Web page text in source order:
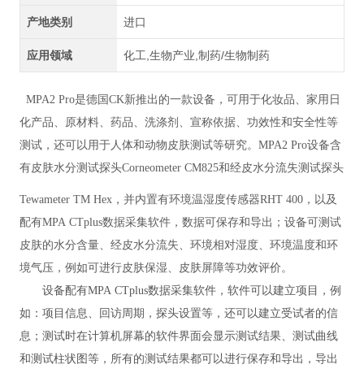
产地类别 进口
应用领域 化工,生物产业,制药/生物制药
MPA2 Pro是德国CK新推出的一款设备，可用于化妆品、家用日
化产品、原材料、药品、洗涤剂、宣称依据、功效性和安全性等
测试，还可以用于人体和动物皮肤测试等研究。MPA2 Pro设备含
有皮肤水分测试探头Corneometer CM825和经皮水分流失测试探头
Tewameter TM Hex，并内置有环境温湿度传感器RHT 400，以及
配有MPA CTplus数据采集软件，数据可保存和导出；设备可测试
皮肤的水分含量、经皮水分流失、环境相对湿度、环境温度和环
境气压，例如可进行皮肤保湿、皮肤屏障等功效评价。
设备配有MPA CTplus数据采集软件，软件可以建立项目，例
如：项目信息、回访周期，探头设置等，还可以建立受试者的信
息；测试时在计算机屏幕的软件界面会显示测试结果、测试曲线
和测试柱状图等，所有的测试结果都可以进行保存和导出，导出